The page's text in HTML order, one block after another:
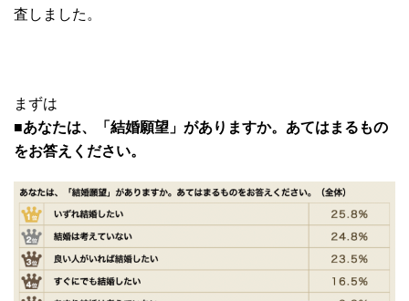
査しました。
まずは
■あなたは、「結婚願望」がありますか。あてはまるもの
をお答えください。